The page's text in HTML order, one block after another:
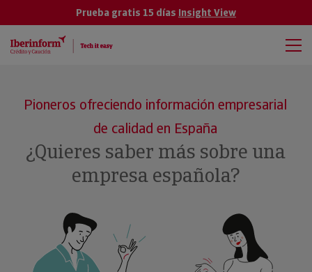
Prueba gratis 15 días Insight View
Pioneros ofreciendo información empresarial
de calidad en España
¿Quieres saber más sobre una
empresa española?